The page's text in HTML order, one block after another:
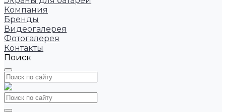
Компания
Бренды
Видеогалерея
Фотогалерея
Контакты
Поиск